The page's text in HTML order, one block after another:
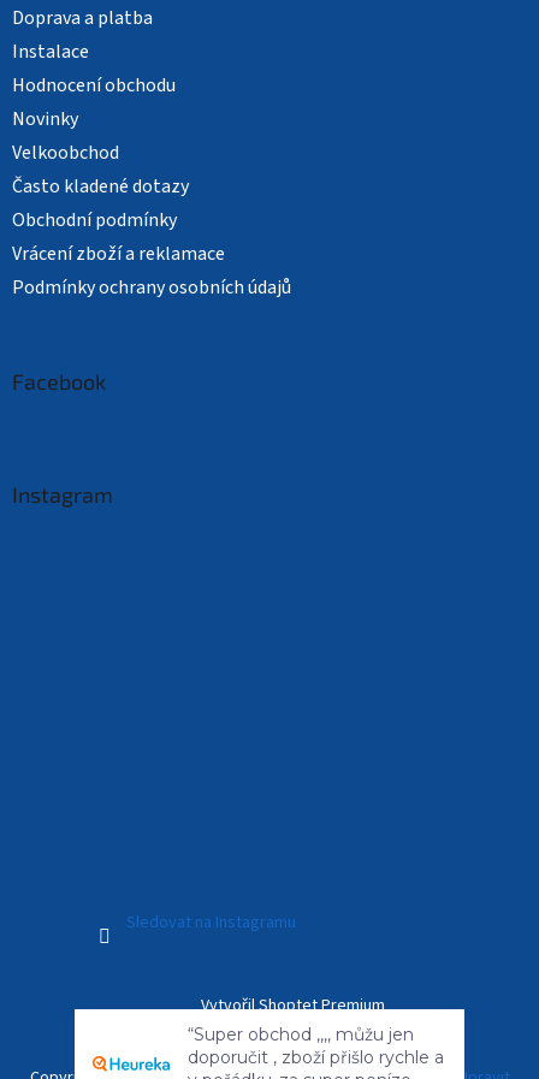
Doprava a platba
Instalace
Hodnocení obchodu
Novinky
Velkoobchod
Často kladené dotazy
Obchodní podmínky
Vrácení zboží a reklamace
Podmínky ochrany osobních údajů
Facebook
Instagram
Sledovat na Instagramu
Vytvořil Shoptet Premium
“Super obchod ,,,, můžu jen
doporučit , zboží přišlo rychle a